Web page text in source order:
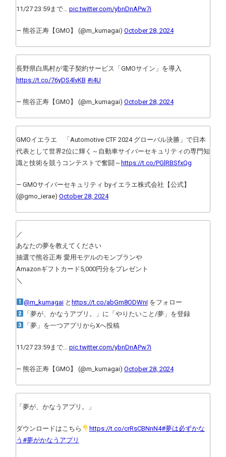
11/27 23:59まで… pic.twitter.com/ybnDnAPw7i
— 熊谷正寿【GMO】 (@m_kumagai) October 28, 2024
長野県白馬村が電子契約サービス「GMOサイン」を導入
https://t.co/76yDS4lvKB #i4U
— 熊谷正寿【GMO】 (@m_kumagai) October 28, 2024
GMOイエラエ 「Automotive CTF 2024 グローバル決勝」で日本
代表として世界2位に輝く～自動車サイバーセキュリティの専門知
識と技術を競うコンテストで奮闘～ https://t.co/PGlRBSfxQg
— GMOサイバーセキュリティ byイエラエ株式会社【公式】
(@gmo_ierae) October 28, 2024
／
あなたの夢を教えてください
抽選で熊谷正寿 愛用モデルのモンブランや
Amazonギフトカード5,000円分をプレゼント
＼
@m_kumagaiと https://t.co/abGm8ODWnI をフォロー
「夢が、かなうアプリ。」に「やりたいこと/夢」を登録
「夢」を一つアプリからXへ投稿
11/27 23:59まで… pic.twitter.com/ybnDnAPw7i
— 熊谷正寿【GMO】 (@m_kumagai) October 28, 2024
「夢が、かなうアプリ。」
ダウンロードはこちら https://t.co/crRsCBNnN4#夢は必ずかな
う #夢がかなうアプリ